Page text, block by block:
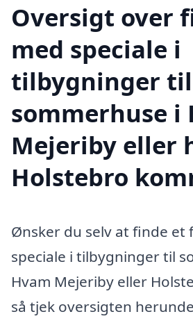
Oversigt over
med speciale i
tilbygninger til
sommerhuse i
Mejeriby eller
Holstebro
Ønsker du selv at finde et
speciale i tilbygninger til
Hvam Mejeriby eller
så tjek oversigten